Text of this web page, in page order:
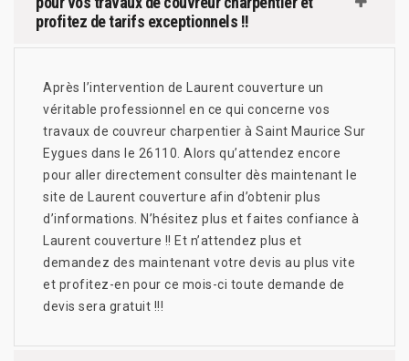
profitez de tarifs exceptionnels !!
Après l’intervention de Laurent couverture un
véritable professionnel en ce qui concerne vos
travaux de couvreur charpentier à Saint Maurice Sur
Eygues dans le 26110. Alors qu’attendez encore
pour aller directement consulter dès maintenant le
site de Laurent couverture afin d’obtenir plus
d’informations. N’hésitez plus et faites confiance à
Laurent couverture !! Et n’attendez plus et
demandez des maintenant votre devis au plus vite
et profitez-en pour ce mois-ci toute demande de
devis sera gratuit !!!